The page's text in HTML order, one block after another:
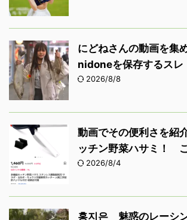
にどねさんの動画を集
nidoneを保存するスレ
2026/8/8
動画でその便利さを紹
ッチン野菜ハサミ！
2026/8/4
홍지은 魅惑のレーシ